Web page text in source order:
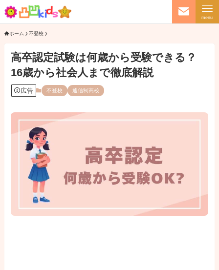
menu
ホーム 不登校
高卒認定試験は何歳から受験できる？
16歳から社会人まで徹底解説
広告 不登校 通信制高校